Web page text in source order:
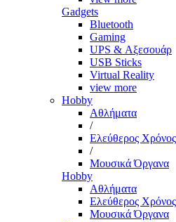
Gadgets
Bluetooth
Gaming
UPS & Αξεσουάρ
USB Sticks
Virtual Reality
view more
Hobby
Αθλήματα
/
Ελεύθερος Χρόνος
/
Μουσικά Όργανα
Hobby
Αθλήματα
Ελεύθερος Χρόνος
Μουσικά Όργανα